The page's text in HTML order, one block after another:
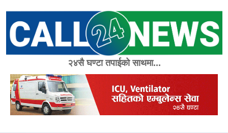
content
२४सै घण्टा तपाईको साथमा...